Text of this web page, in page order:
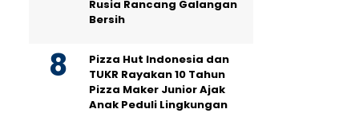
Rusia Rancang Galangan
Bersih
Pizza Hut Indonesia dan
TUKR Rayakan 10 Tahun
Pizza Maker Junior Ajak
Anak Peduli Lingkungan